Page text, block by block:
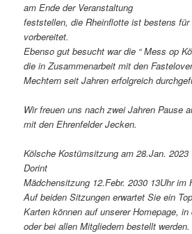
am Ende der Veranstaltung
feststellen, die Rheinflotte ist bestens
vorbereitet.
Ebenso gut besucht war die “ Mess op
die in Zusammenarbeit mit den
Mechtern seit Jahren erfolgreich
Wir freuen uns nach zwei Jahren Pause
mit den Ehrenfelder Jecken.
Kölsche Kostümsitzung am 28.Jan.
Dorint
Mädchensitzung 12.Febr. 2030 13Uhr im
Auf beiden Sitzungen erwartet Sie ein
Karten können auf unserer Homepage,
oder bei allen Mitgliedern bestellt werden.